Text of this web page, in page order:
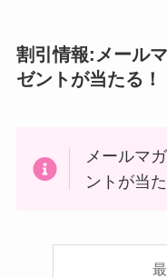
割引情報:メール
ゼントが当たる！
メールマ
ントが当